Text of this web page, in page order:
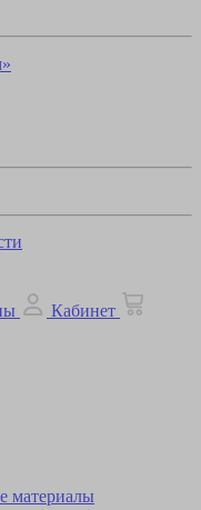
Кабинет
материалы